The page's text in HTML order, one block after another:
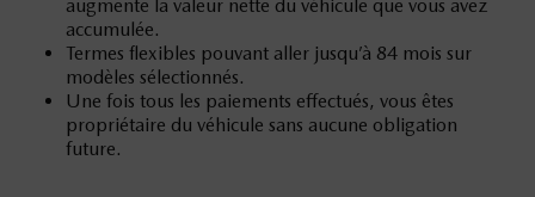
augmente la valeur nette du véhicule que vous avez
accumulée.
Termes flexibles pouvant aller jusqu’à 84 mois sur
modèles sélectionnés.
Une fois tous les paiements effectués, vous êtes
propriétaire du véhicule sans aucune obligation
future.